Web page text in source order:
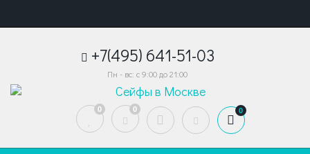
+7(495) 641-51-03
Пн - вс: с 9:00 до 21:00
0 0 0